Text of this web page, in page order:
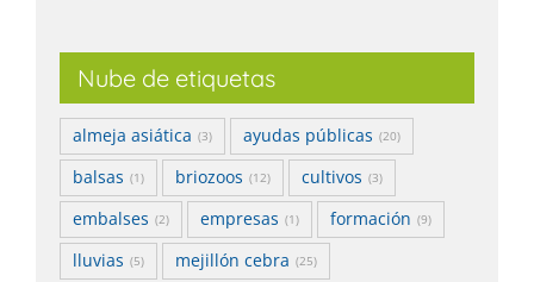
Nube de etiquetas
almeja asiática (3) ayudas públicas (20)
balsas (1) briozoos (12) cultivos (3)
embalses (2) empresas (1) formación (9)
lluvias (5) mejillón cebra (25)